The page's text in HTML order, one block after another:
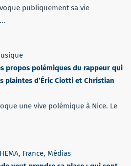
publiquement sa vie
propos polémiques du rappeur qui
plaintes d’Éric Ciotti et Christian
une vive polémique à Nice. Le
, France, Médias